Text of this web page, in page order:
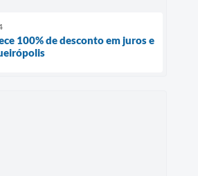
100% de desconto em juros e